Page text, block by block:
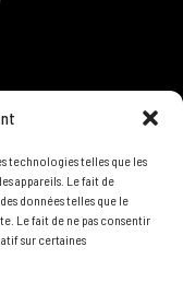
technologies telles que les
appareils. Le fait de
données telles que le
Le fait de ne pas consentir
sur certaines